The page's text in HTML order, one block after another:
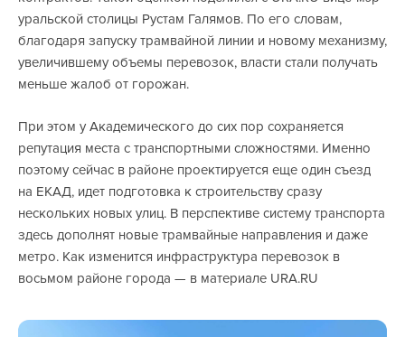
уральской столицы Рустам Галямов. По его словам,
благодаря запуску трамвайной линии и новому механизму,
увеличившему объемы перевозок, власти стали получать
меньше жалоб от горожан.
При этом у Академического до сих пор сохраняется
репутация места с транспортными сложностями. Именно
поэтому сейчас в районе проектируется еще один съезд
на ЕКАД, идет подготовка к строительству сразу
нескольких новых улиц. В перспективе систему транспорта
здесь дополнят новые трамвайные направления и даже
метро. Как изменится инфраструктура перевозок в
восьмом районе города — в материале URA.RU